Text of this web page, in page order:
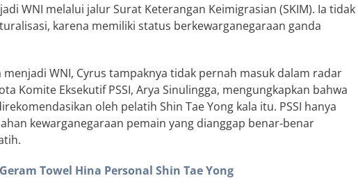
WNI melalui jalur Surat Keterangan Keimigrasian (SKIM). Ia tidak
karena memiliki status berkewarganegaraan ganda
WNI, Cyrus tampaknya tidak pernah masuk dalam radar
Komite Eksekutif PSSI, Arya Sinulingga, mengungkapkan bahwa
oleh pelatih Shin Tae Yong kala itu. PSSI hanya
kewarganegaraan pemain yang dianggap benar-benar
Towel Hina Personal Shin Tae Yong